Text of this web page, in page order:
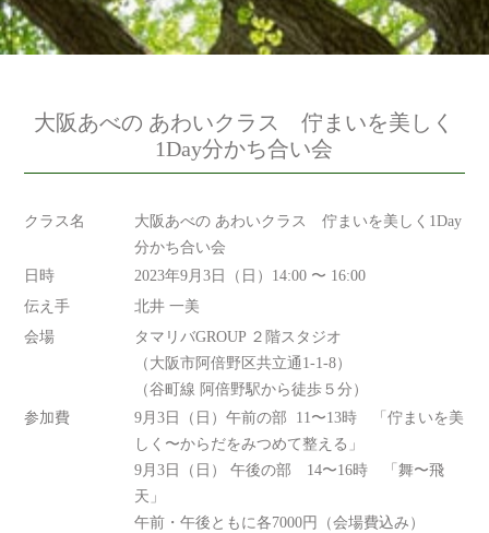
大阪あべの あわいクラス 佇まいを美しく
1Day分かち合い会
クラス名
大阪あべの あわいクラス 佇まいを美しく1Day
分かち合い会
日時
2023年9月3日（日）14:00 〜 16:00
伝え手
北井 一美
会場
タマリバGROUP ２階スタジオ
（大阪市阿倍野区共立通1-1-8）
（谷町線 阿倍野駅から徒歩５分）
参加費
9月3日（日）午前の部 11〜13時 「佇まいを美
しく〜からだをみつめて整える」
9月3日（日） 午後の部 14〜16時 「舞〜飛
天」
午前・午後ともに各7000円（会場費込み）